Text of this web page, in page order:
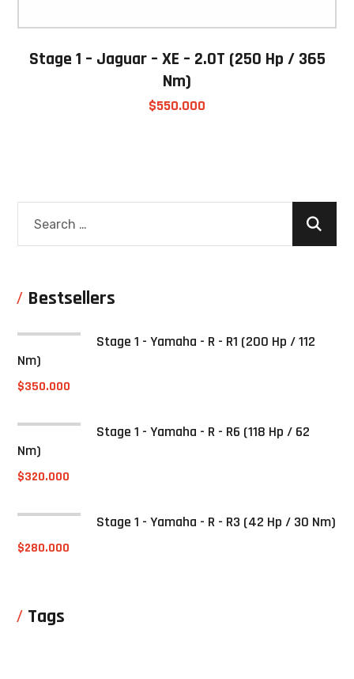
Stage 1 – Jaguar – XE – 2.0T (250 Hp / 365
Nm)
$550.000
Bestsellers
Stage 1 - Yamaha - R - R1 (200 Hp / 112
Nm)
$350.000
Stage 1 - Yamaha - R - R6 (118 Hp / 62
Nm)
$320.000
Stage 1 - Yamaha - R - R3 (42 Hp / 30 Nm)
$280.000
Tags